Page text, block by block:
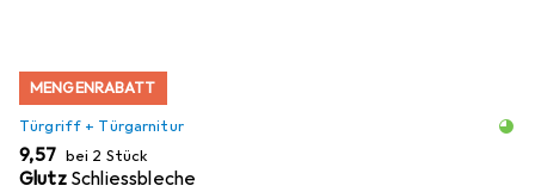
MENGENRABATT
Türgriff + Türgarnitur
EUR
9,57 bei 2 Stück
Glutz Schliessbleche